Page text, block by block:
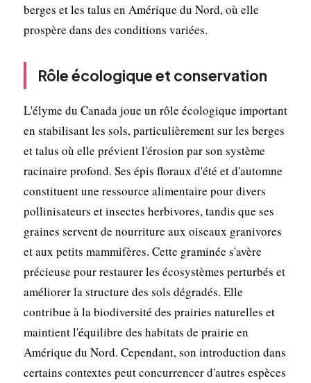
berges et les talus en Amérique du Nord, où elle
prospère dans des conditions variées.
Rôle écologique et conservation
L'élyme du Canada joue un rôle écologique important
en stabilisant les sols, particulièrement sur les berges
et talus où elle prévient l'érosion par son système
racinaire profond. Ses épis floraux d'été et d'automne
constituent une ressource alimentaire pour divers
pollinisateurs et insectes herbivores, tandis que ses
graines servent de nourriture aux oiseaux granivores
et aux petits mammifères. Cette graminée s'avère
précieuse pour restaurer les écosystèmes perturbés et
améliorer la structure des sols dégradés. Elle
contribue à la biodiversité des prairies naturelles et
maintient l'équilibre des habitats de prairie en
Amérique du Nord. Cependant, son introduction dans
certains contextes peut concurrencer d'autres espèces